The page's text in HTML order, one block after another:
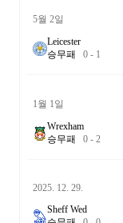
5월 2일
Leicester
승무패 0 - 1
1월 1일
Wrexham
승무패 0 - 2
2025. 12. 29.
Sheff Wed